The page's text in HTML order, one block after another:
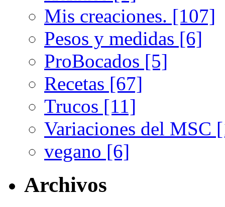
Mis creaciones. [107]
Pesos y medidas [6]
ProBocados [5]
Recetas [67]
Trucos [11]
Variaciones del MSC
vegano [6]
Archivos